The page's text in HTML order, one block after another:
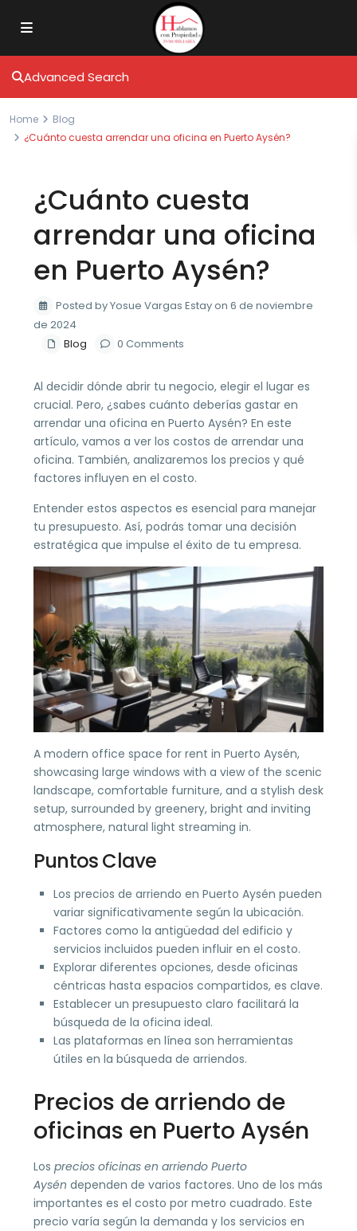
Advanced Search
Home
Blog
¿Cuánto cuesta arrendar una oficina en Puerto Aysén?
¿Cuánto cuesta
arrendar una oficina
en Puerto Aysén?
Posted by Yosue Vargas Estay on 6 de noviembre
de 2024
Blog
0 Comments
Al decidir dónde abrir tu negocio, elegir el lugar es
crucial. Pero, ¿sabes cuánto deberías gastar en
arrendar una oficina en Puerto Aysén? En este
artículo, vamos a ver los costos de arrendar una
oficina. También, analizaremos los precios y qué
factores influyen en el costo.
Entender estos aspectos es esencial para manejar
tu presupuesto. Así, podrás tomar una decisión
estratégica que impulse el éxito de tu empresa.
A modern office space for rent in Puerto Aysén,
showcasing large windows with a view of the scenic
landscape, comfortable furniture, and a stylish desk
setup, surrounded by greenery, bright and inviting
atmosphere, natural light streaming in.
Puntos Clave
Los precios de arriendo en Puerto Aysén pueden
variar significativamente según la ubicación.
Factores como la antigüedad del edificio y
servicios incluidos pueden influir en el costo.
Explorar diferentes opciones, desde oficinas
céntricas hasta espacios compartidos, es clave.
Establecer un presupuesto claro facilitará la
búsqueda de la oficina ideal.
Las plataformas en línea son herramientas
útiles en la búsqueda de arriendos.
Precios de arriendo de
oficinas en Puerto Aysén
Los precios oficinas en arriendo Puerto
Aysén dependen de varios factores. Uno de los más
importantes es el costo por metro cuadrado. Este
precio varía según la demanda y los servicios en